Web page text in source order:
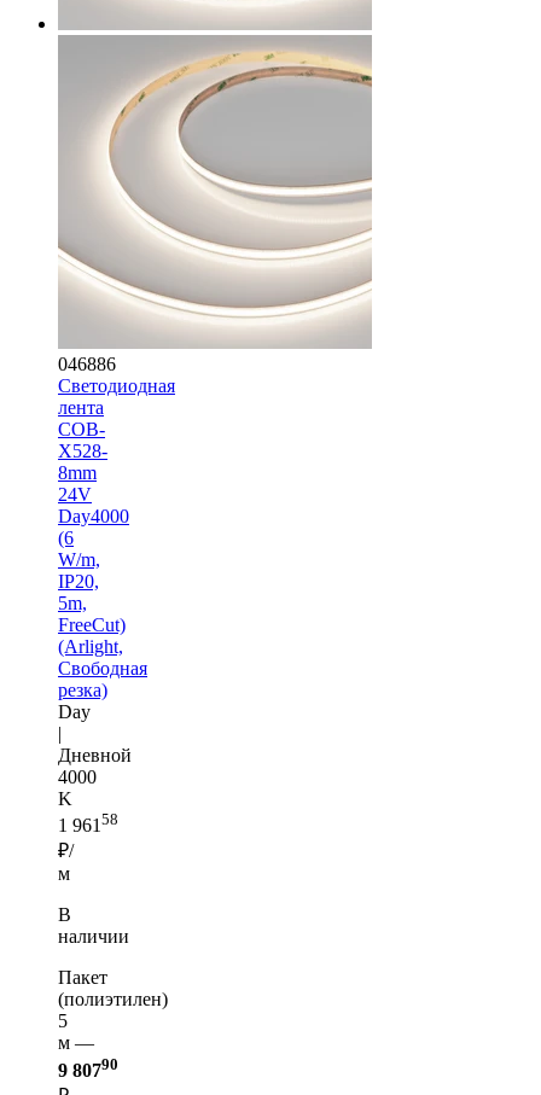
046886
Светодиодная
лента
COB-
X528-
8mm
24V
Day4000
(6
W/m,
IP20,
5m,
FreeCut)
(Arlight,
Свободная
резка)
Day
|
Дневной
4000
K
1 961 58
₽/
м
В
наличии
Пакет
(полиэтилен)
5
м —
9 80790